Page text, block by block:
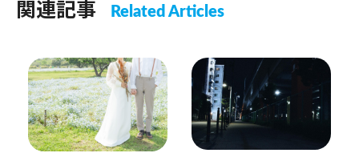
関連記事 Related Articles